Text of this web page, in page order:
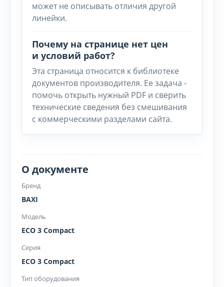
может не описывать отличия другой
линейки.
Почему на странице нет цен
и условий работ?
Эта страница относится к библиотеке
документов производителя. Ее задача -
помочь открыть нужный PDF и сверить
технические сведения без смешивания
с коммерческими разделами сайта.
О документе
Бренд
BAXI
Модель
ECO 3 Compact
Серия
ECO 3 Compact
Тип оборудования